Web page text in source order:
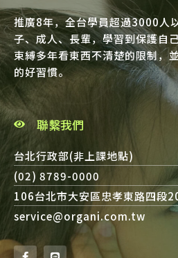
推廣8年，全台學員超過3000人
子、成人、長輩，學習到保護自
束縛多年看東西不清楚的限制，
的好習慣。
聯繫我們
台北行政部(非上課地點)
(02) 8789-0000
106台北市大安區忠孝東路四段
service@organi.com.tw